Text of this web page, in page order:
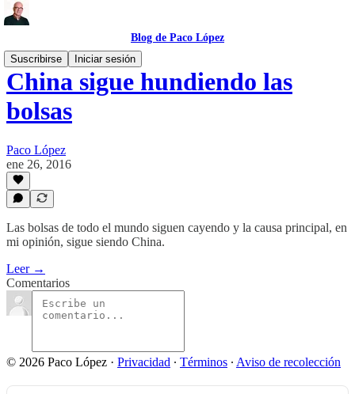
Blog de Paco López
Suscribirse
Iniciar sesión
China sigue hundiendo las
bolsas
Paco López
ene 26, 2016
Las bolsas de todo el mundo siguen cayendo y la causa principal, en
mi opinión, sigue siendo China.
Leer →
Comentarios
© 2026 Paco López · Privacidad ∙ Términos ∙ Aviso de recolección